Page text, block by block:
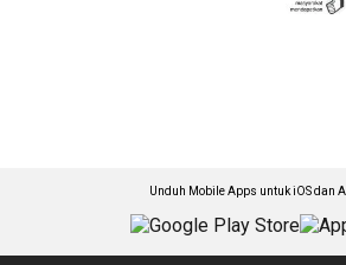
Unduh Mobile Apps untuk iOS dan